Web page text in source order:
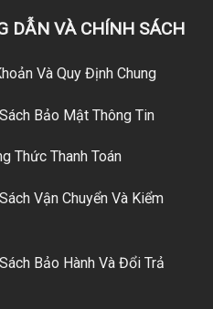
DẪN VÀ CHÍNH SÁCH
Và Quy Định Chung
Sách Bảo Mật Thông Tin
Thức Thanh Toán
Vận Chuyển Và Kiểm
Bảo Hành Và Đổi Trả